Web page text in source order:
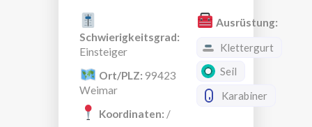
Schwierigkeitsgrad:
Einsteiger
Ort/PLZ: 99423
Weimar
Koordinaten: /
Ausrüstung:
Klettergurt
Seil
Karabiner